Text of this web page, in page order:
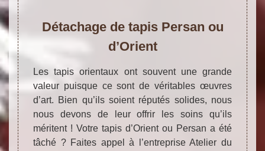
Détachage de tapis Persan ou
d’Orient
Les tapis orientaux ont souvent une grande
valeur puisque ce sont de véritables œuvres
d’art. Bien qu’ils soient réputés solides, nous
nous devons de leur offrir les soins qu’ils
méritent ! Votre tapis d’Orient ou Persan a été
tâché ? Faites appel à l’entreprise Atelier du